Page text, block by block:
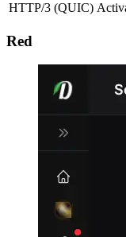
HTTP/3 (QUIC)
Red